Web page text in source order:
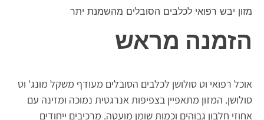
מזון יבש רפואי לכלבים הסובלים מהשמנת יתר
הזמנה מראש
אוכל רפואי וט סולושן לכלבים הסובלים מעודף משקל מונג' וט
סולושן. המזון מתאפיין בצפיפות אנרגטית נמוכה ומזינה עם
אחוזי חלבון גבוהים וכמות שומן מועטה. מרכיבים ייחודים